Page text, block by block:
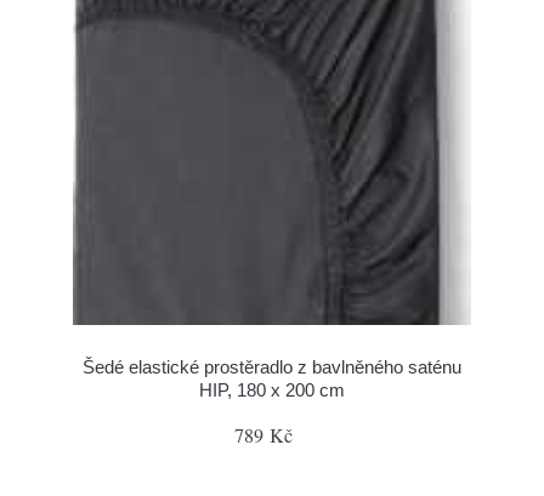
Šedé elastické prostěradlo z bavlněného saténu
HIP, 180 x 200 cm
789 Kč